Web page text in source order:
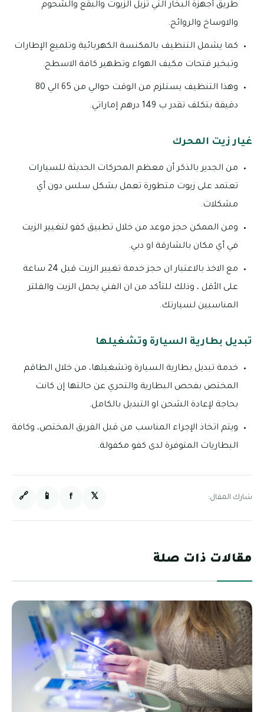
طريق أجهزة البخار التي تزيل الزيوت والبقع والشحوم
والاوساخ والروائح.
كما يشمل التنظيف بالمكنسة الكهربائية وتلميع الإطارات
وتبخير فتحات مكيف الهواء وتطهير كافة الاسطح.
وهذا التنظيف يستلزم من الوقت حوالي من 65 الي 80
دقيقة بتكلف تقدر ب 149 درهم إماراتي.
غيار زيت المحرك
من الجدير بالذكر أن معظم المحركات الحديثة للسيارات
تعتمد على زيوت متطورة تعمل بشكل سلس دون أي
مشكلات.
ومن الممكن حجز موعد من خلال تطبيق كفو لتغيير الزيت
في أي مكان بالشارقة او دبي.
مع الاخذ بالاعتبار ان حجز خدمة تغيير الزيت قبل 24 ساعة
على الأقل ، وذلك للتأكد من ان الفني يحمل الزيت والفلتر
المناسبين لسيارتك.
تبديل بطارية السيارة وتشغيلها
خدمة تبديل بطارية السيارة وتشغيلها، من خلال الطاقم
المختص بفحص البطارية والتحري عن حالتها إن كانت
بحاجة لإعادة الشحن او التبديل بالكامل.
ويتم اتخاذ الإجراء المناسب من قبل الفريق المختص، وكافة
البطاريات المتوفرة لدى كفو مكفولة.
شارك المقال: 𝕏
f
📱
🔗
مقالات ذات صلة